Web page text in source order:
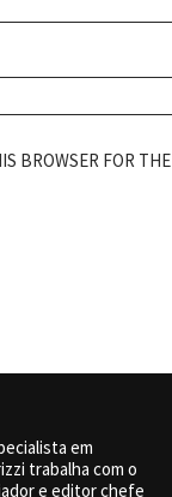
BROWSER FOR THE
em
trabalha com o
e editor chefe